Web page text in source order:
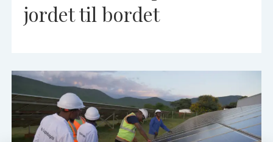
jordet til bordet